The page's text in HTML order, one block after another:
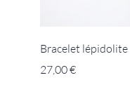
Bracelet lépidolite
Prix
27,00 €